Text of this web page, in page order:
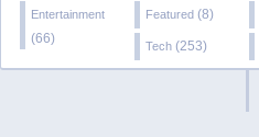
Entertainment
(66)
Featured (8)
Tech (253)